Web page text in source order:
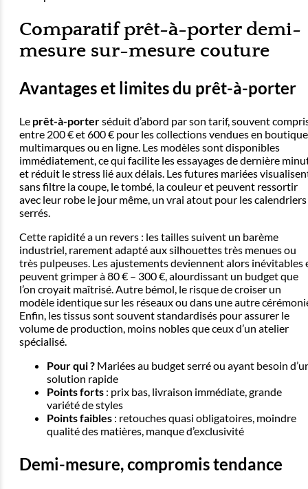
Comparatif prêt-à-porter demi-
mesure sur-mesure couture
Avantages et limites du prêt-à-porter
Le prêt-à-porterséduit d’abord par son tarif, souvent
entre 200 € et 600 € pour les collections vendues en boutique
multimarques ou en ligne. Les modèles sont disponibles
immédiatement, ce qui facilite les essayages de dernière
et réduit le stress lié aux délais. Les futures mariées
sans filtre la coupe, le tombé, la couleur et peuvent ressortir
avec leur robe le jour même, un vrai atout pour les calendriers
serrés.
Cette rapidité a un revers : les tailles suivent un barème
industriel, rarement adapté aux silhouettes très menues ou
très pulpeuses. Les ajustements deviennent alors inévitables
peuvent grimper à 80 € – 300 €, alourdissant un budget que
l’on croyait maîtrisé. Autre bémol, le risque de croiser un
modèle identique sur les réseaux ou dans une autre
Enfin, les tissus sont souvent standardisés pour assurer le
volume de production, moins nobles que ceux d’un atelier
spécialisé.
Pour qui ? Mariées au budget serré ou ayant besoin
solution rapide
Points forts : prix bas, livraison immédiate, grande
variété de styles
Points faibles : retouches quasi obligatoires, moindre
qualité des matières, manque d’exclusivité
Demi-mesure, compromis tendance